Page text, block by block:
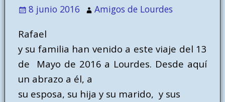
8 junio 2016 Amigos de Lourdes
Rafael
y su familia han venido a este viaje del 13
de
Mayo de 2016 a Lourdes. Desde aquí
un abrazo a él, a
su esposa, su hija y su marido, y sus